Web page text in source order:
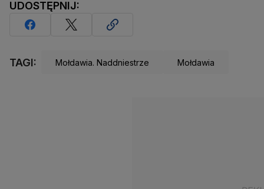
UDOSTĘPNIJ:
TAGI: Mołdawia. Naddniestrze Mołdawia